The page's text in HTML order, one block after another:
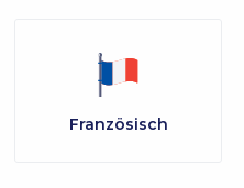
Französisch